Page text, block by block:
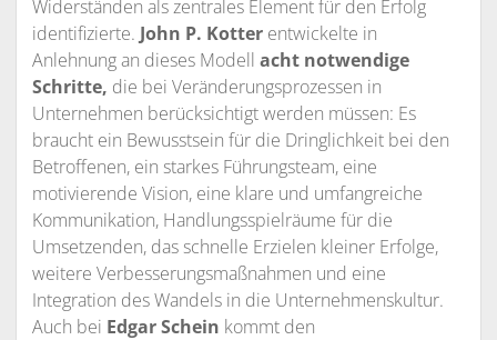
Widerständen als zentrales Element für den Erfolg
identifizierte. John P. Kotterentwickelte in
Anlehnung an dieses Modell acht notwendige
Schritte, die bei Veränderungsprozessen in
Unternehmen berücksichtigt werden müssen: Es
braucht ein Bewusstsein für die Dringlichkeit bei den
Betroffenen, ein starkes Führungsteam, eine
motivierende Vision, eine klare und umfangreiche
Kommunikation, Handlungsspielräume für die
Umsetzenden, das schnelle Erzielen kleiner Erfolge,
weitere Verbesserungsmaßnahmen und eine
Integration des Wandels in die Unternehmenskultur.
Auch bei Edgar Schein kommt den